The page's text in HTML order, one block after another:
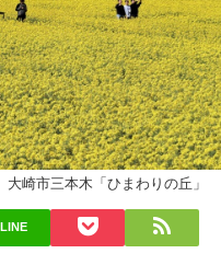
大崎市三本木「ひまわりの丘」
LINE